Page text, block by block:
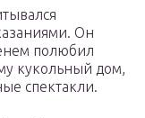
Он
полюбил
кукольный дом,
спектакли.